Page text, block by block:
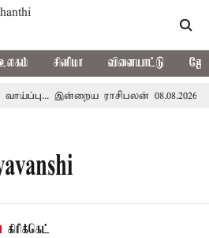
சினிமா விளையாட்டு
இன்றைய ராசிபலன் 08.08.2026
கிரிக்கெட்